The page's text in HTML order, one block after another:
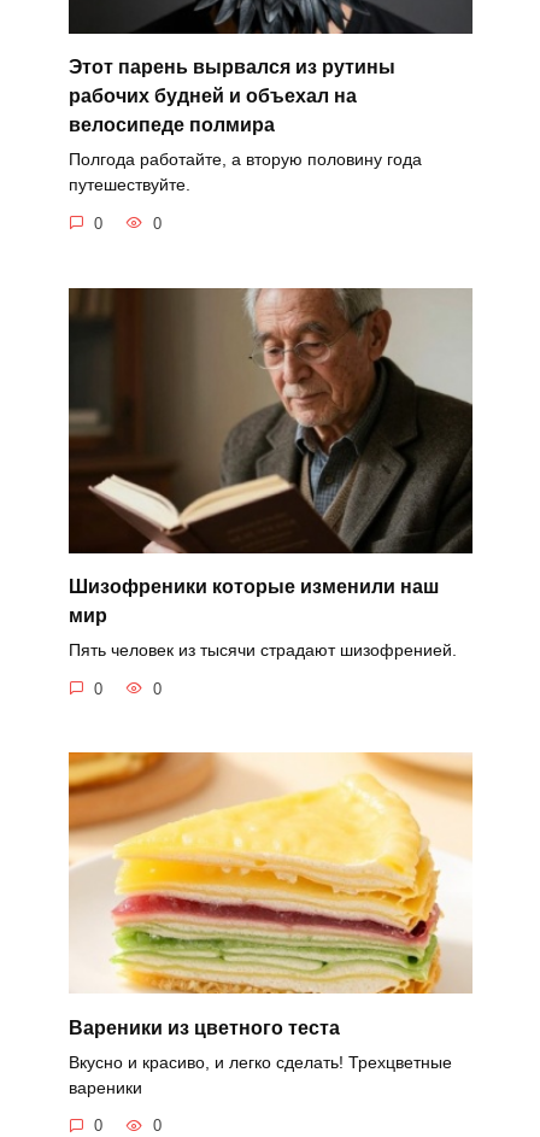
Этот парень вырвался из рутины
рабочих будней и объехал на
велосипеде полмира
Полгода работайте, а вторую половину года
путешествуйте.
0 0
Шизофреники которые изменили наш
мир
Пять человек из тысячи страдают шизофренией.
0 0
Вареники из цветного теста
Вкусно и красиво, и легко сделать! Трехцветные
вареники
0 0